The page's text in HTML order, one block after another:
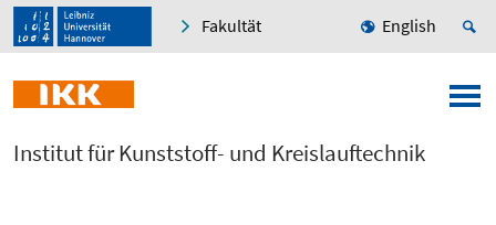
Fakultät English
Institut für Kunststoff- und Kreislauftechnik